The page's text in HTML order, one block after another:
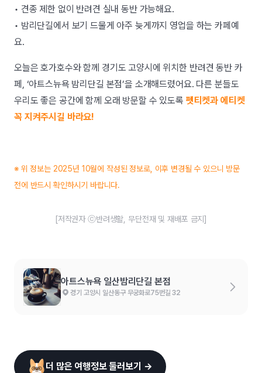
• 견종 제한 없이 반려견 실내 동반 가능해요.
• 밤리단길에서 보기 드물게 아주 늦게까지 영업을 하는 카페예
요.
오늘은 호가호수와 함께 경기도 고양시에 위치한 반려견 동반 카
페, ‘아트스뉴욕 밤리단길 본점’을 소개해드렸어요. 다른 분들도
우리도 좋은 공간에 함께 오래 방문할 수 있도록 펫티켓과 에티켓
꼭 지켜주시길 바라요!
※ 위 정보는 2025년 10월에 작성된 정보로, 이후 변경될 수 있으니 방문
전에 반드시 확인하시기 바랍니다.
[저작권자 ⓒ반려생활, 무단전재 및 재배포 금지]
아트스뉴욕 일산밤리단길 본점
경기 고양시 일산동구 무궁화로75번길 32
더 많은 여행정보 둘러보기 →